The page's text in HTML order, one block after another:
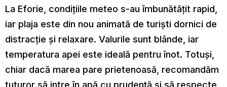
La Eforie, condițiile meteo s-au îmbunătățit rapid,
iar plaja este din nou animată de turiști dornici de
distracție și relaxare. Valurile sunt blânde, iar
temperatura apei este ideală pentru înot. Totuși,
chiar dacă marea pare prietenoasă, recomandăm
tuturor să intre în apă cu prudență și să respecte